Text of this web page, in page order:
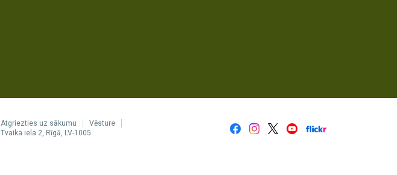
Atgriezties uz sākumu
Vēsture
Tvaika iela 2, Rīgā, LV-1005